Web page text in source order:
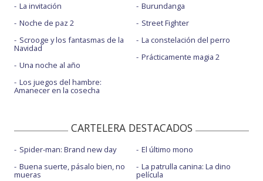
La invitación
Noche de paz 2
Scrooge y los fantasmas de la
Navidad
Una noche al año
Los juegos del hambre:
Amanecer en la cosecha
Burundanga
Street Fighter
La constelación del perro
Prácticamente magia 2
CARTELERA DESTACADOS
Spider-man: Brand new day
Buena suerte, pásalo bien, no
mueras
El último mono
La patrulla canina: La dino
película